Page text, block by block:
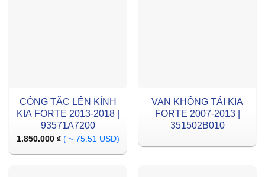
CÔNG TẮC LÊN KÍNH
KIA FORTE 2013-2018 |
93571A7200
1.850.000 ₫ ( ~ 75.51 USD)
VAN KHÔNG TẢI KIA
FORTE 2007-2013 |
351502B010